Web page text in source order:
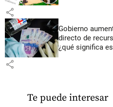
share
Gobierno
directo de
¿qué significa
share
Te puede interesar